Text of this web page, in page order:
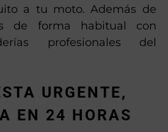
a tu moto. Además de
de forma habitual con
profesionales del
URGENTE,
EN 24 HORAS